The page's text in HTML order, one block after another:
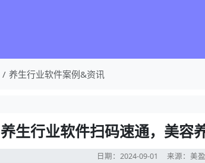
养生行业软件案例&资讯
养生行业软件扫码速通，美容
日期：2024-09-01 来源：美